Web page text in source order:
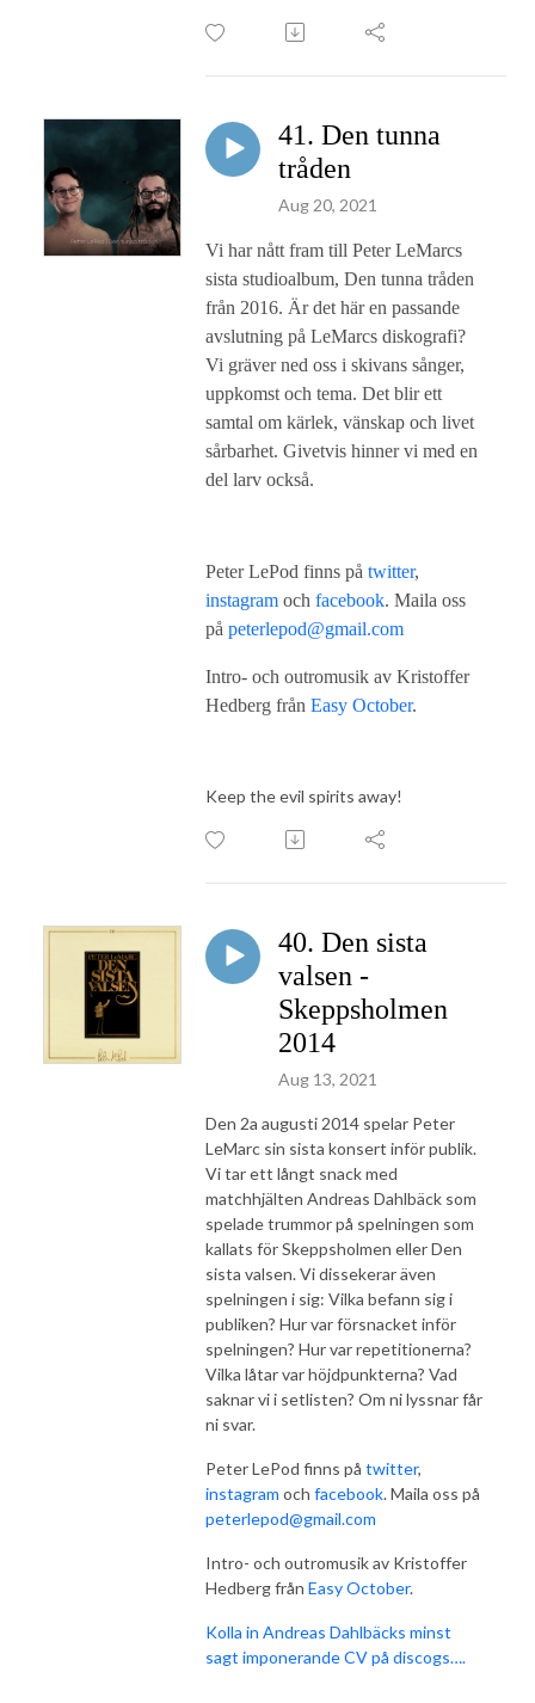
41. Den tunna
tråden
Aug 20, 2021
Vi har nått fram till Peter LeMarcs
sista studioalbum, Den tunna tråden
från 2016. Är det här en passande
avslutning på LeMarcs diskografi?
Vi gräver ned oss i skivans sånger,
uppkomst och tema. Det blir ett
samtal om kärlek, vänskap och livet
sårbarhet. Givetvis hinner vi med en
del larv också.
Peter LePod finns på twitter,
instagram och facebook. Maila oss
på peterlepod@gmail.com
Intro- och outromusik av Kristoffer
Hedberg från Easy October.
Keep the evil spirits away!
40. Den sista
valsen -
Skeppsholmen
2014
Aug 13, 2021
Den 2a augusti 2014 spelar Peter
LeMarc sin sista konsert inför publik.
Vi tar ett långt snack med
matchhjälten Andreas Dahlbäck som
spelade trummor på spelningen som
kallats för Skeppsholmen eller Den
sista valsen. Vi dissekerar även
spelningen i sig: Vilka befann sig i
publiken? Hur var försnacket inför
spelningen? Hur var repetitionerna?
Vilka låtar var höjdpunkterna? Vad
saknar vi i setlisten? Om ni lyssnar får
ni svar.
Peter LePod finns på twitter,
instagram och facebook. Maila oss på
peterlepod@gmail.com
Intro- och outromusik av Kristoffer
Hedberg från Easy October.
Kolla in Andreas Dahlbäcks minst
sagt imponerande CV på discogs….